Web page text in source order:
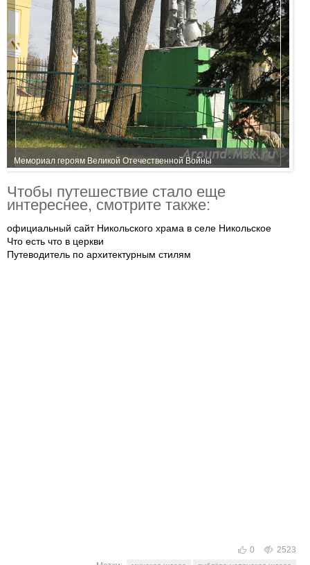
Мемориал героям Великой Отечественной Войны
Чтобы путешествие стало еще
интереснее, смотрите также:
официальный сайт Никольского храма в селе Никольское
Что есть что в церкви
Путеводитель по архитектурным стилям
0
2523